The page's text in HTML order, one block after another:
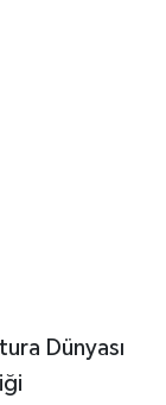
Dünyası